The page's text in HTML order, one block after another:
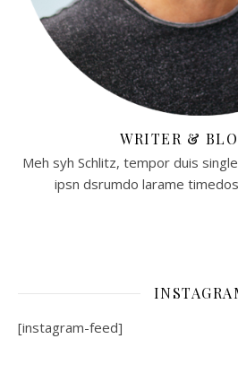
WRITER &
Meh syh Schlitz, tempor duis
ipsn dsrumdo larame
[instagram-feed]